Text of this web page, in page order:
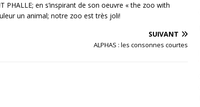
PHALLE; en s’inspirant de son oeuvre « the zoo with
un animal; notre zoo est très joli!
SUIVANT
ALPHAS : les consonnes courtes